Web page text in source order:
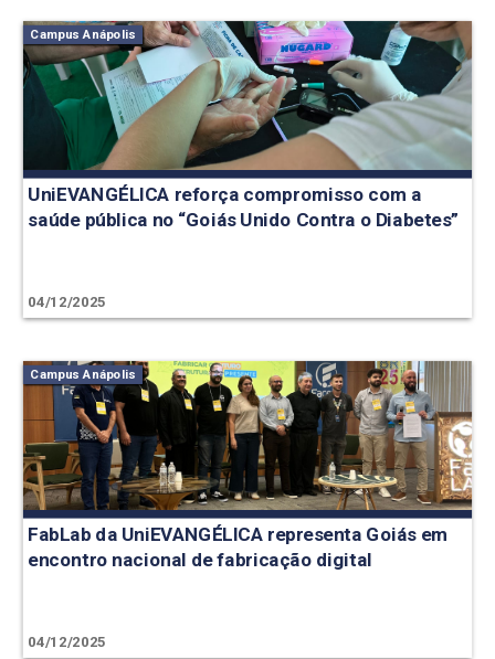
Campus Anápolis
UniEVANGÉLICA reforça compromisso com a
saúde pública no “Goiás Unido Contra o Diabetes”
04/12/2025
Campus Anápolis
FabLab da UniEVANGÉLICA representa Goiás em
encontro nacional de fabricação digital
04/12/2025